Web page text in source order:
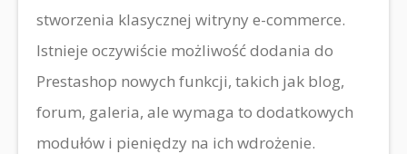
stworzenia klasycznej witryny e-commerce.
Istnieje oczywiście możliwość dodania do
Prestashop nowych funkcji, takich jak blog,
forum, galeria, ale wymaga to dodatkowych
modułów i pieniędzy na ich wdrożenie.